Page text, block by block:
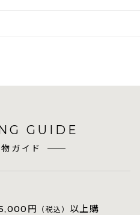
GUIDE
ガイド
円 （税込） 以上購